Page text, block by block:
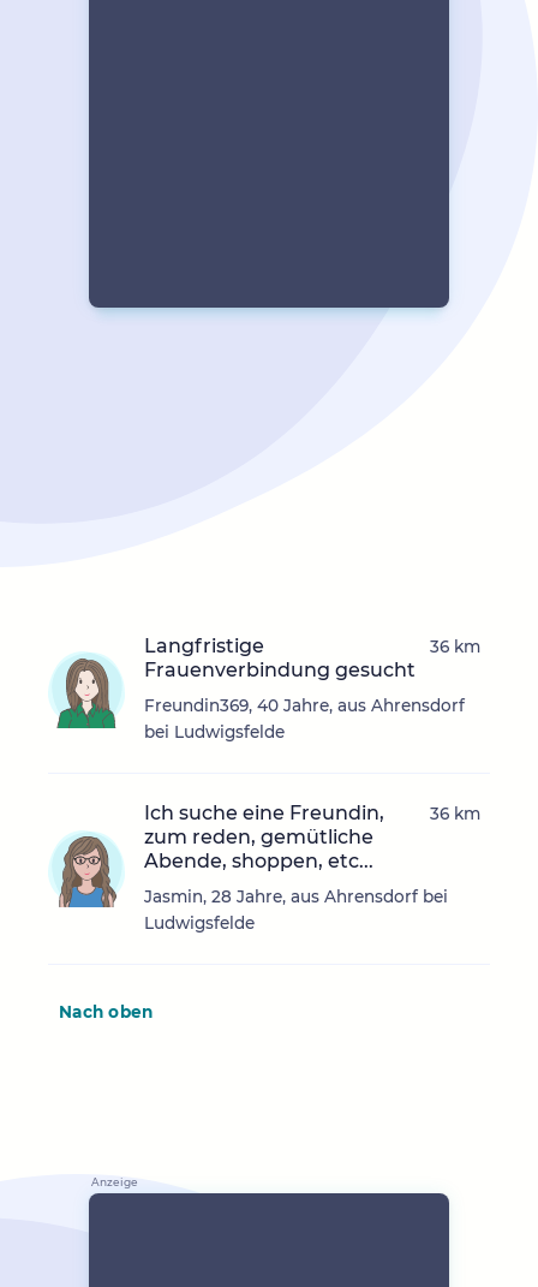
Langfristige
Frauenverbindung gesucht
Freundin369, 40 Jahre, aus Ahrensdorf
bei Ludwigsfelde
36 km
Ich suche eine Freundin,
zum reden, gemütliche
Abende, shoppen, etc...
Jasmin, 28 Jahre, aus Ahrensdorf bei
Ludwigsfelde
36 km
Nach oben